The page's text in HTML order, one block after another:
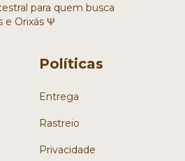
para quem busca
e Orixás Ψ
Políticas
Entrega
Rastreio
Privacidade